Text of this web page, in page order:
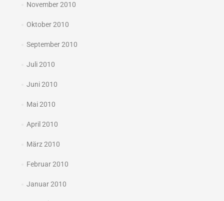
November 2010
Oktober 2010
September 2010
Juli 2010
Juni 2010
Mai 2010
April 2010
März 2010
Februar 2010
Januar 2010